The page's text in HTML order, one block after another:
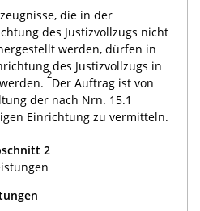
die in der
des Justizvollzugs nicht
werden, dürfen in
des Justizvollzugs in
2
Der Auftrag ist von
der nach Nrn. 15.1
Einrichtung zu vermitteln.
2